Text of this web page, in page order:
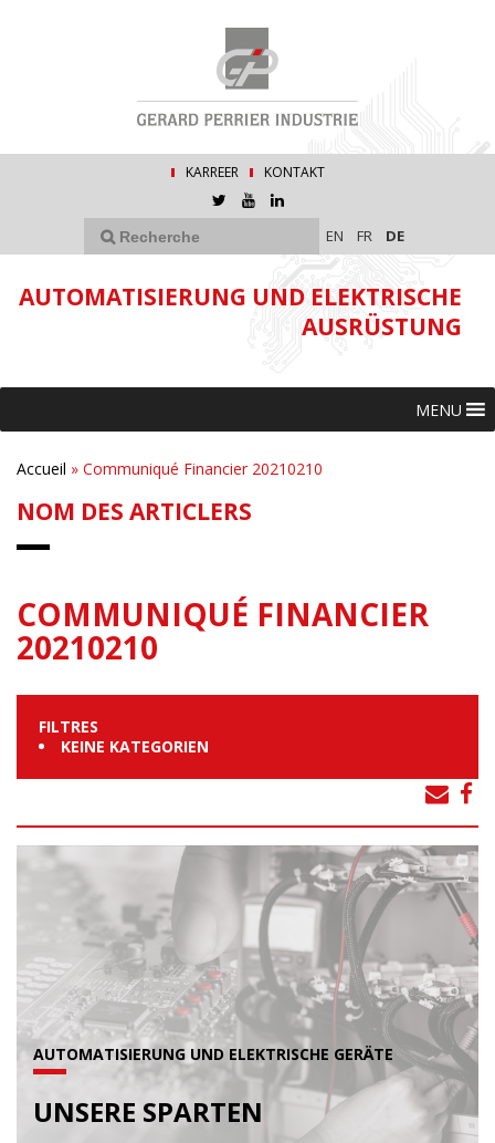
KARREER KONTAKT
EN FR DE
AUTOMATISIERUNG UND ELEKTRISCHE
AUSRÜSTUNG
MENU
Accueil » Communiqué Financier 20210210
NOM DES ARTICLERS
COMMUNIQUÉ FINANCIER
20210210
FILTRES
KEINE KATEGORIEN
AUTOMATISIERUNG UND ELEKTRISCHE GERÄTE
UNSERE SPARTEN